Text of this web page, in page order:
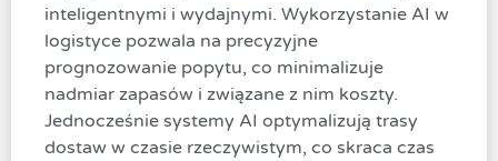
inteligentnymi i wydajnymi. Wykorzystanie AI w
logistyce pozwala na precyzyjne
prognozowanie popytu, co minimalizuje
nadmiar zapasów i związane z nim koszty.
Jednocześnie systemy AI optymalizują trasy
dostaw w czasie rzeczywistym, co skraca czas